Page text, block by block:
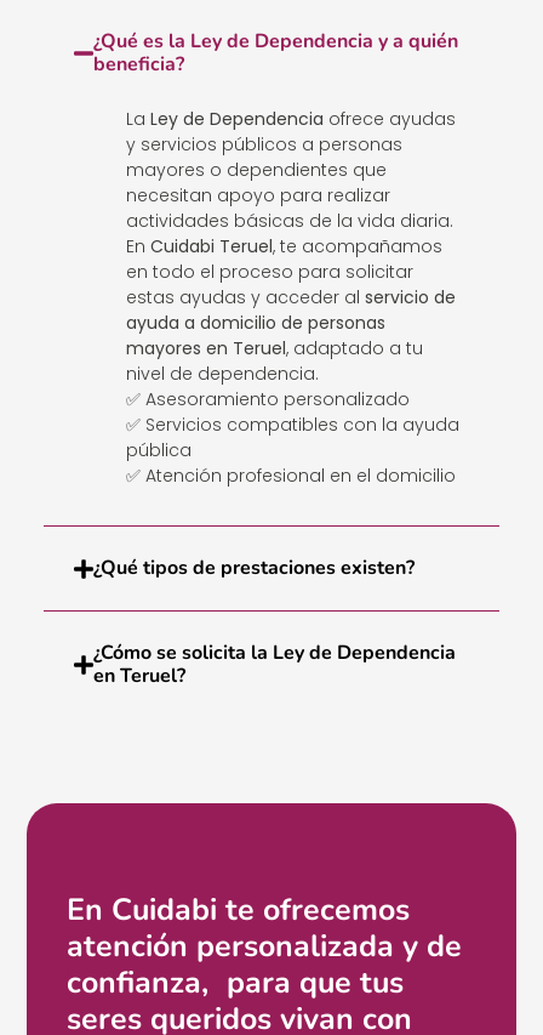
¿Qué es la Ley de Dependencia y a quién
beneficia?
La Ley de Dependencia ofrece ayudas
y servicios públicos a personas
mayores o dependientes que
necesitan apoyo para realizar
actividades básicas de la vida diaria.
En Cuidabi Teruel, te acompañamos
en todo el proceso para solicitar
estas ayudas y acceder al servicio de
ayuda a domicilio de personas
mayores en Teruel, adaptado a tu
nivel de dependencia.
✅ Asesoramiento personalizado
✅ Servicios compatibles con la ayuda
pública
✅ Atención profesional en el domicilio
¿Qué tipos de prestaciones existen?
¿Cómo se solicita la Ley de Dependencia
en Teruel?
En Cuidabi te ofrecemos
atención personalizada y de
confianza, para que tus
seres queridos vivan con